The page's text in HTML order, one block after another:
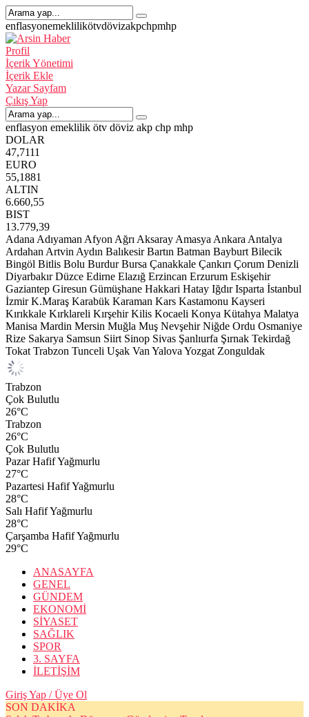
enflasyonemeklilikötvdövizakpchpmhp
Profil
İçerik Yönetimi
İçerik Ekle
Yazar Sayfam
Çıkış Yap
enflasyon emeklilik ötv döviz akp chp mhp
DOLAR
47,7111
EURO
55,1881
ALTIN
6.660,55
BIST
13.779,39
Adana Adıyaman Afyon Ağrı Aksaray Amasya Ankara Antalya
Ardahan Artvin Aydın Balıkesir Bartın Batman Bayburt Bilecik
Bingöl Bitlis Bolu Burdur Bursa Çanakkale Çankırı Çorum Denizli
Diyarbakır Düzce Edirne Elazığ Erzincan Erzurum Eskişehir
Gaziantep Giresun Gümüşhane Hakkari Hatay Iğdır Isparta İstanbul
İzmir K.Maraş Karabük Karaman Kars Kastamonu Kayseri
Kırıkkale Kırklareli Kırşehir Kilis Kocaeli Konya Kütahya Malatya
Manisa Mardin Mersin Muğla Muş Nevşehir Niğde Ordu Osmaniye
Rize Sakarya Samsun Siirt Sinop Sivas Şanlıurfa Şırnak Tekirdağ
Tokat Trabzon Tunceli Uşak Van Yalova Yozgat Zonguldak
Trabzon
Çok Bulutlu
26°C
Trabzon
26°C
Çok Bulutlu
Pazar Hafif Yağmurlu
27°C
Pazartesi Hafif Yağmurlu
28°C
Salı Hafif Yağmurlu
28°C
Çarşamba Hafif Yağmurlu
29°C
ANASAYFA
GENEL
GÜNDEM
EKONOMİ
SİYASET
SAĞLIK
SPOR
3. SAYFA
İLETİŞİM
Giriş Yap / Üye Ol
SON DAKİKA